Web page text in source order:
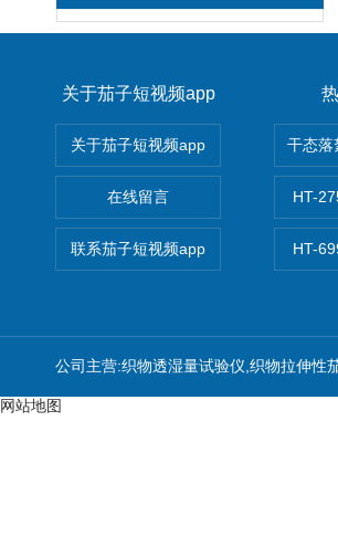
关于茄子短视频app
关于茄子短视频app
在线留言
联系茄子短视频app
干态落
HT-
HT-
公司主营:织物透湿量试验仪,织物拉伸性
网站地图